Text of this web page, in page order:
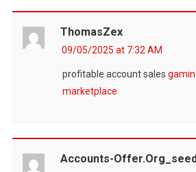
ThomasZex
09/05/2025 at 7:32 AM
profitable account sales
marketplace
Accounts-